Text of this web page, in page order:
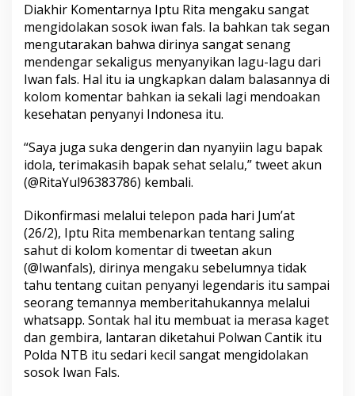
Diakhir Komentarnya Iptu Rita mengaku sangat
mengidolakan sosok iwan fals. Ia bahkan tak segan
mengutarakan bahwa dirinya sangat senang
mendengar sekaligus menyanyikan lagu-lagu dari
Iwan fals. Hal itu ia ungkapkan dalam balasannya di
kolom komentar bahkan ia sekali lagi mendoakan
kesehatan penyanyi Indonesa itu.
“Saya juga suka dengerin dan nyanyiin lagu bapak
idola, terimakasih bapak sehat selalu,” tweet akun
(@RitaYul96383786) kembali.
Dikonfirmasi melalui telepon pada hari Jum’at
(26/2), Iptu Rita membenarkan tentang saling
sahut di kolom komentar di tweetan akun
(@Iwanfals), dirinya mengaku sebelumnya tidak
tahu tentang cuitan penyanyi legendaris itu sampai
seorang temannya memberitahukannya melalui
whatsapp. Sontak hal itu membuat ia merasa kaget
dan gembira, lantaran diketahui Polwan Cantik itu
Polda NTB itu sedari kecil sangat mengidolakan
sosok Iwan Fals.